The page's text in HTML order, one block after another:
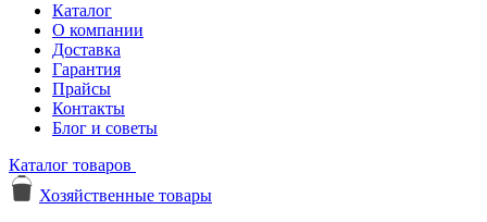
Каталог
О компании
Доставка
Гарантия
Прайсы
Контакты
Блог и советы
Каталог товаров
Хозяйственные товары